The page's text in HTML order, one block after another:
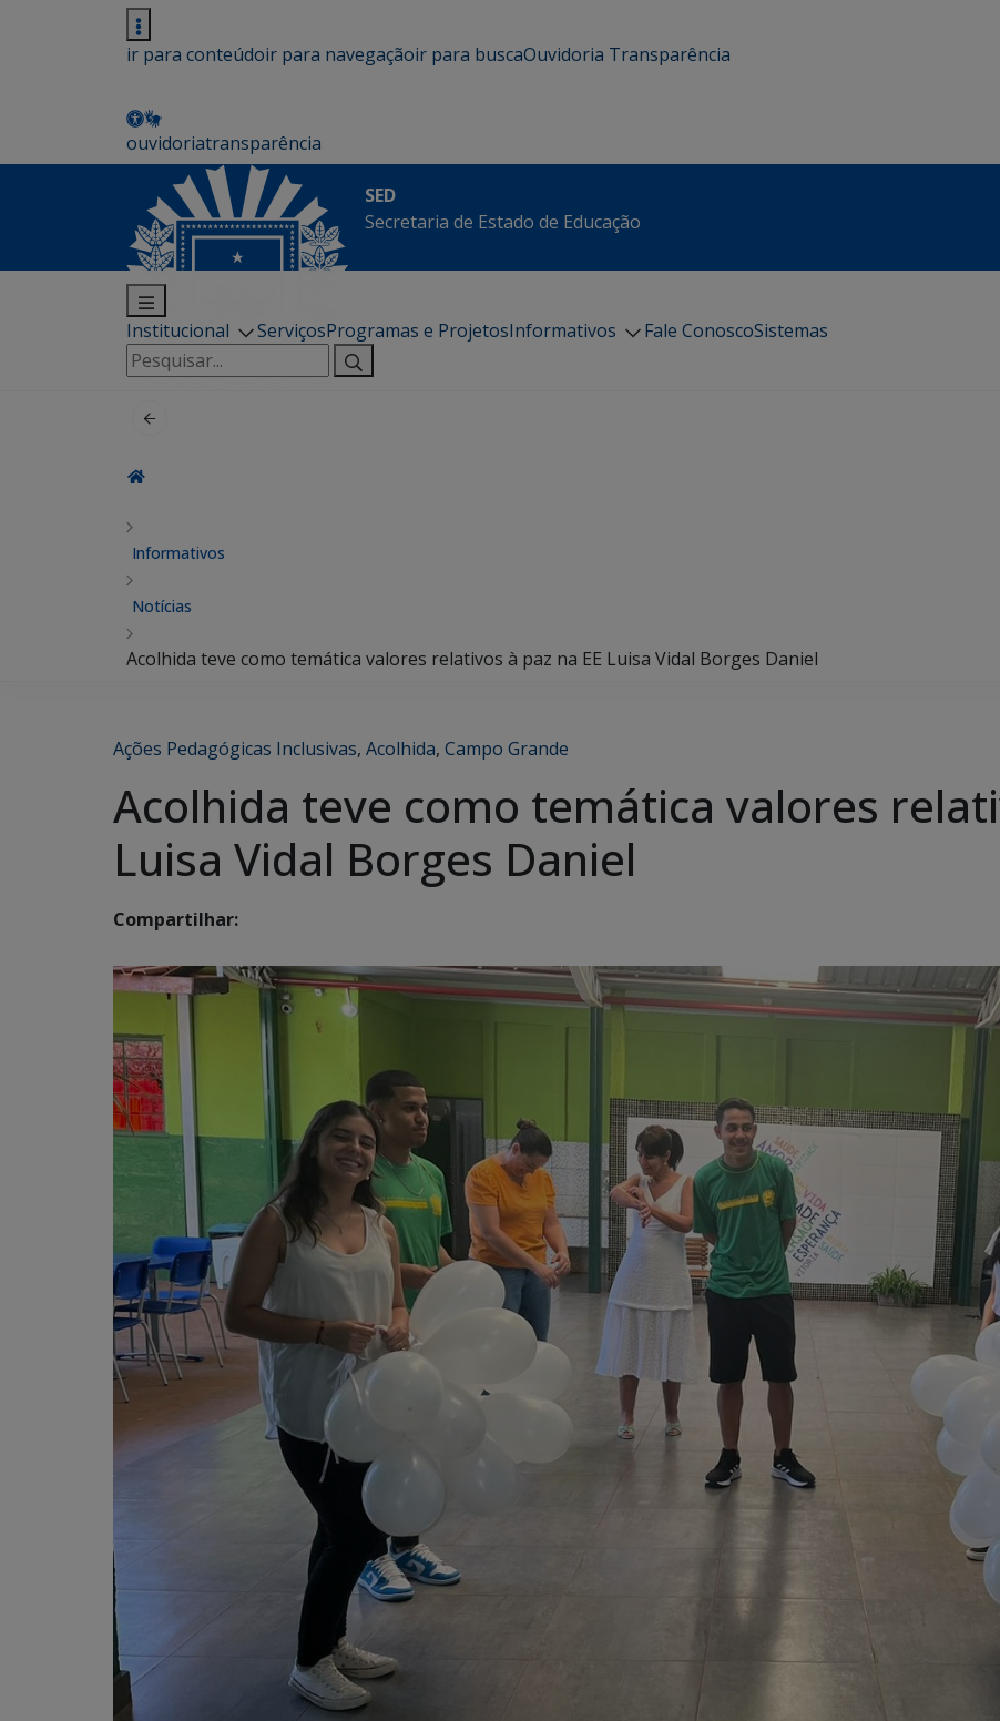
ir para conteúdoir para navegaçãoir para buscaOuvidoria Transparência
ouvidoriatransparência
SED
Secretaria de Estado de Educação
Institucional ServiçosProgramas e ProjetosInformativos Fale ConoscoSistemas
Pesquisar
por:
Informativos
Notícias
Acolhida teve como temática valores relativos à paz na EE Luisa Vidal Borges Daniel
Ações Pedagógicas Inclusivas, Acolhida, Campo Grande
Acolhida teve como temática valores
Luisa Vidal Borges Daniel
Compartilhar: